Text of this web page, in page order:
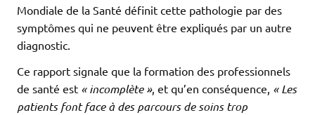
Mondiale de la Santé définit cette pathologie par des
symptômes qui ne peuvent être expliqués par un autre
diagnostic.
Ce rapport signale que la formation des professionnels
de santé est « incomplète », et qu’en conséquence, « Les
patients font face à des parcours de soins trop